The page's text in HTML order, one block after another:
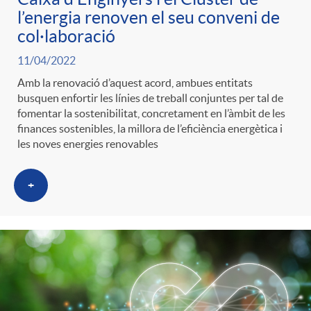
l’energia renoven el seu conveni de
col·laboració
11/04/2022
Amb la renovació d’aquest acord, ambues entitats
busquen enfortir les línies de treball conjuntes per tal de
fomentar la sostenibilitat, concretament en l’àmbit de les
finances sostenibles, la millora de l’eficiència energètica i
les noves energies renovables
+